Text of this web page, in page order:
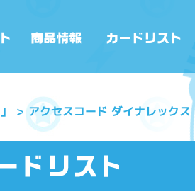
アクセスコード ダイナレックス